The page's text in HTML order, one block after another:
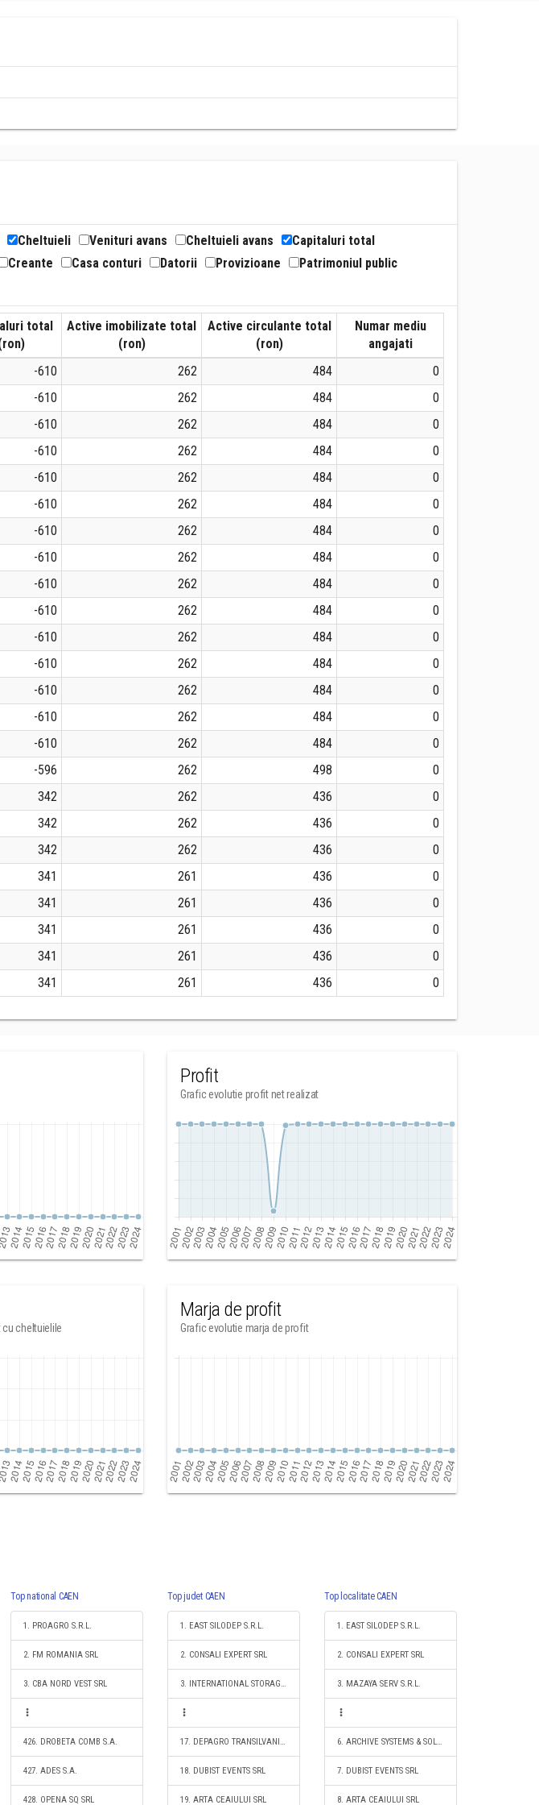
Cheltuieli Venituri avans Cheltuieli avans
Capitaluri total
Creante Casa conturi Datorii Provizioane
Patrimoniul public
total
Active imobilizate total
(ron)
Active circulante total
(ron)
Numar mediu
angajati
-610 262 484
0
-610 262 484
0
-610 262 484
0
-610 262 484
0
-610 262 484
0
-610 262 484
0
-610 262 484
0
-610 262 484
0
-610 262 484
0
-610 262 484
0
-610 262 484
0
-610 262 484
0
-610 262 484
0
-610 262 484
0
-610 262 484
0
-596 262 498
0
342 262 436
0
342 262 436
0
342 262 436
0
341 261 436
0
341 261 436
0
341 261 436
0
341 261 436
0
341 261 436 0
Profit
Grafic evolutie profit net realizat
cheltuielile
Marja de profit
Grafic evolutie marja de profit
Top national CAEN
1. PROAGRO S.R.L.
2. FM ROMANIA SRL
3. CBA NORD VEST SRL
426. DROBETA COMB S.A.
427. ADES S.A.
428. OPENA SQ SRL
Top judet CAEN
1. EAST SILODEP S.R.L.
2. CONSALI EXPERT SRL
3. INTERNATIONAL STORAGE S.R.L.
17. DEPAGRO TRANSILVANIA SRL
18. DUBIST EVENTS SRL
19. ARTA CEAIULUI SRL
Top localitate CAEN
1. EAST SILODEP S.R.L.
2. CONSALI EXPERT SRL
3. MAZAYA SERV S.R.L.
6. ARCHIVE SYSTEMS & SOLUTIONS SRL
7. DUBIST EVENTS SRL
8. ARTA CEAIULUI SRL